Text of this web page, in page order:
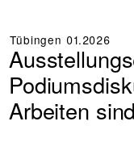
Tübingen 01.2026
Arbeiten